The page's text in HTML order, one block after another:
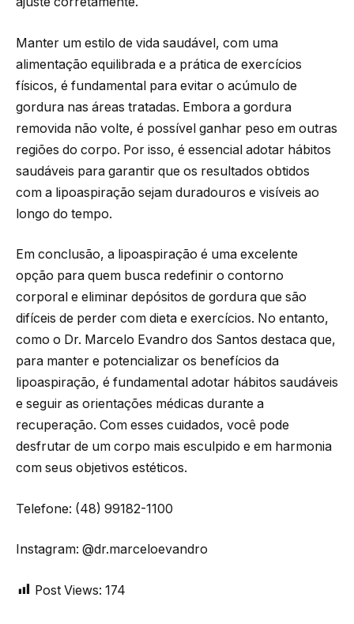
Manter um estilo de vida saudável, com uma
alimentação equilibrada e a prática de exercícios
físicos, é fundamental para evitar o acúmulo de
gordura nas áreas tratadas. Embora a gordura
removida não volte, é possível ganhar peso em outras
regiões do corpo. Por isso, é essencial adotar hábitos
saudáveis para garantir que os resultados obtidos
com a lipoaspiração sejam duradouros e visíveis ao
longo do tempo.
Em conclusão, a lipoaspiração é uma excelente
opção para quem busca redefinir o contorno
corporal e eliminar depósitos de gordura que são
difíceis de perder com dieta e exercícios. No entanto,
como o Dr. Marcelo Evandro dos Santos destaca que,
para manter e potencializar os benefícios da
lipoaspiração, é fundamental adotar hábitos saudáveis
e seguir as orientações médicas durante a
recuperação. Com esses cuidados, você pode
desfrutar de um corpo mais esculpido e em harmonia
com seus objetivos estéticos.
Telefone: (48) 99182-1100
Instagram: @dr.marceloevandro
Post Views: 174